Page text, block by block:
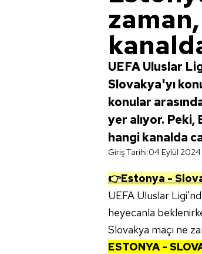
UEFA Uluslar
Slovakya'yı
konular
yer alıyor. Peki,
hangi kanalda
Giriş Tarihi:04 Eylül 2024
👉Estonya -
UEFA Uluslar
heyecanla
Slovakya maçı ne
ESTONYA -